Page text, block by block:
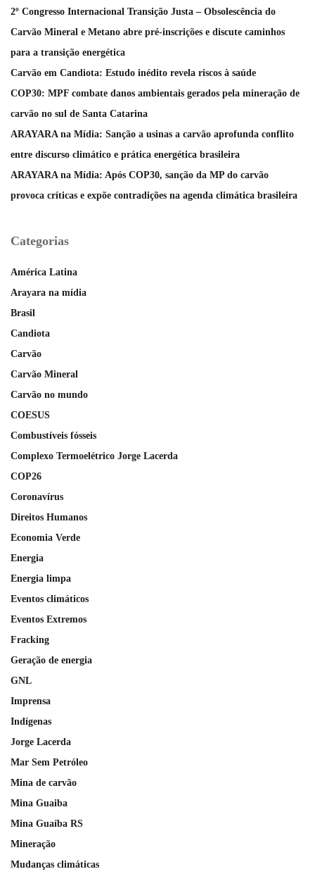
2º Congresso Internacional Transição Justa – Obsolescência do
Carvão Mineral e Metano abre pré-inscrições e discute caminhos
para a transição energética
Carvão em Candiota: Estudo inédito revela riscos à saúde
COP30: MPF combate danos ambientais gerados pela mineração de
carvão no sul de Santa Catarina
ARAYARA na Mídia: Sanção a usinas a carvão aprofunda conflito
entre discurso climático e prática energética brasileira
ARAYARA na Mídia: Após COP30, sanção da MP do carvão
provoca críticas e expõe contradições na agenda climática brasileira
Categorias
América Latina
Arayara na mídia
Brasil
Candiota
Carvão
Carvão Mineral
Carvão no mundo
COESUS
Combustíveis fósseis
Complexo Termoelétrico Jorge Lacerda
COP26
Coronavírus
Direitos Humanos
Economia Verde
Energia
Energia limpa
Eventos climáticos
Eventos Extremos
Fracking
Geração de energia
GNL
Imprensa
Indígenas
Jorge Lacerda
Mar Sem Petróleo
Mina de carvão
Mina Guaiba
Mina Guaíba RS
Mineração
Mudanças climáticas